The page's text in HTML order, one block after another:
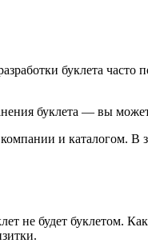
буклета часто
буклета — вы
и каталогом. В
не будет буклетом.